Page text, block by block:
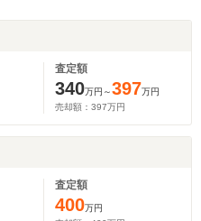
査定額
340万円～397万円
売却額： 397万円
査定額
400万円